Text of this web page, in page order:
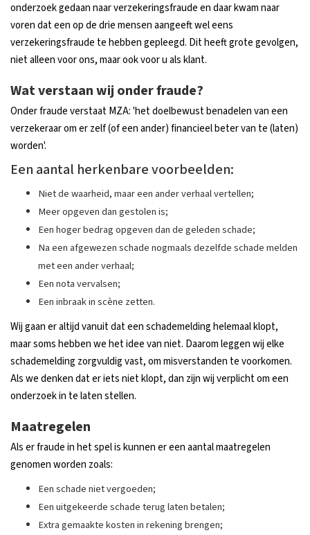
onderzoek gedaan naar verzekeringsfraude en daar kwam naar
voren dat een op de drie mensen aangeeft wel eens
verzekeringsfraude te hebben gepleegd. Dit heeft grote gevolgen,
niet alleen voor ons, maar ook voor u als klant.
Wat verstaan wij onder fraude?
Onder fraude verstaat MZA: 'het doelbewust benadelen van een
verzekeraar om er zelf (of een ander) financieel beter van te (laten)
worden'.
Een aantal herkenbare voorbeelden:
Niet de waarheid, maar een ander verhaal vertellen;
Meer opgeven dan gestolen is;
Een hoger bedrag opgeven dan de geleden schade;
Na een afgewezen schade nogmaals dezelfde schade melden
met een ander verhaal;
Een nota vervalsen;
Een inbraak in scène zetten.
Wij gaan er altijd vanuit dat een schademelding helemaal klopt,
maar soms hebben we het idee van niet. Daarom leggen wij elke
schademelding zorgvuldig vast, om misverstanden te voorkomen.
Als we denken dat er iets niet klopt, dan zijn wij verplicht om een
onderzoek in te laten stellen.
Maatregelen
Als er fraude in het spel is kunnen er een aantal maatregelen
genomen worden zoals:
Een schade niet vergoeden;
Een uitgekeerde schade terug laten betalen;
Extra gemaakte kosten in rekening brengen;